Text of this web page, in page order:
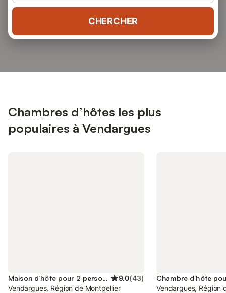
CHERCHER
Chambres d’hôtes les plus
populaires à Vendargues
Maison d’hôte pour 2 personnes 9.0(43)
Vendargues, Région de Montpellier
Vendargues, Région